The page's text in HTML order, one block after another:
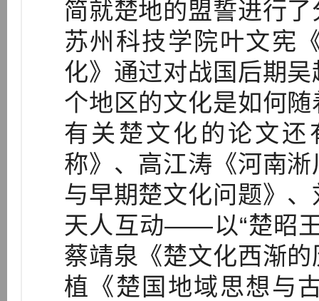
简就楚地的盟誓进行
苏州科技学院叶文宪
化》通过对战国后期
个地区的文化是如何
有关楚文化的论文
称》、高江涛《河南
与早期楚文化问题》
天人互动——以“楚昭
蔡靖泉《楚文化西渐
植《楚国地域思想与